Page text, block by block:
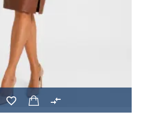
favorite_border compare_arrows